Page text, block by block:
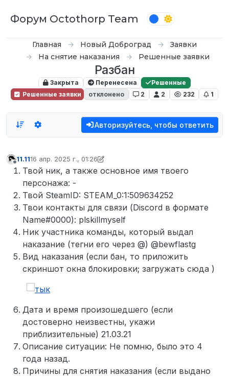
Форум Octothorp Team
Главная Новый Доброград
Заявки
На снятие наказания
Решенные заявки
Разбан
Закрыта Перенесена
Решенные
Решенные заявки
отклонено 2 2 232 1
Авторизуйтесь, чтобы ответить
Не в сети
11.1116 апр. 2025 г., 01:26
отредактировано 11.11
Твой ник, а также основное имя твоего
персонажа: -
Твой SteamID: STEAM_0:1:509634252
Твои контакты для связи (Discord в формате
Name#0000): plskillmyself
Ник участника команды, который выдал
наказание (тегни его через @) @bewflastg
Вид наказания (если бан, то приложить
скриншот окна блокировки; загружать сюда )
Дата и время произошедшего (если
достоверно неизвестны, укажи
приблизительные) 21.03.21
Описание ситуации: Не помню, было это 4
года назад.
Причины для снятия наказания (если выдано